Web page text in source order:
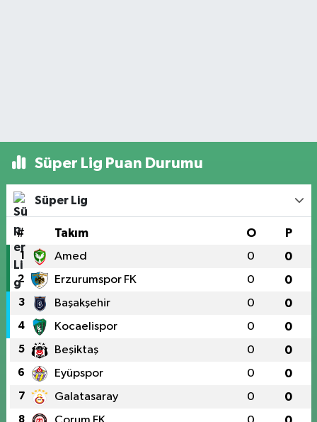
Süper Lig Puan Durumu
Süper Lig
# Takım O P
1 Amed 0 0
2 Erzurumspor FK 0 0
3 Başakşehir 0 0
4 Kocaelispor 0 0
5 Beşiktaş 0 0
6 Eyüpspor 0 0
7 Galatasaray 0 0
8